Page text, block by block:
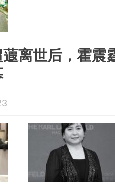
离世后，霍震